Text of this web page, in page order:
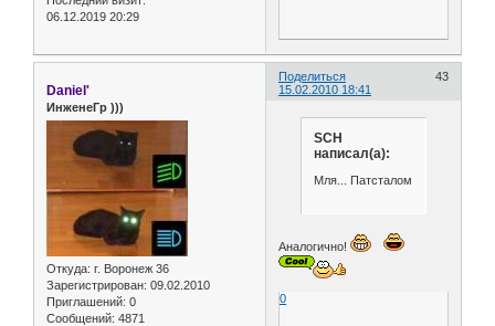
06.12.2019 20:29
Поделиться
43
15.02.2010 18:41
Daniel'
ИнженеГр )))
Откуда: г. Воронеж 36
Зарегистрирован: 09.02.2010
Приглашений: 0
Сообщений: 4871
SCH
написал(а):
Мля... Патсталом
Аналогично!
0